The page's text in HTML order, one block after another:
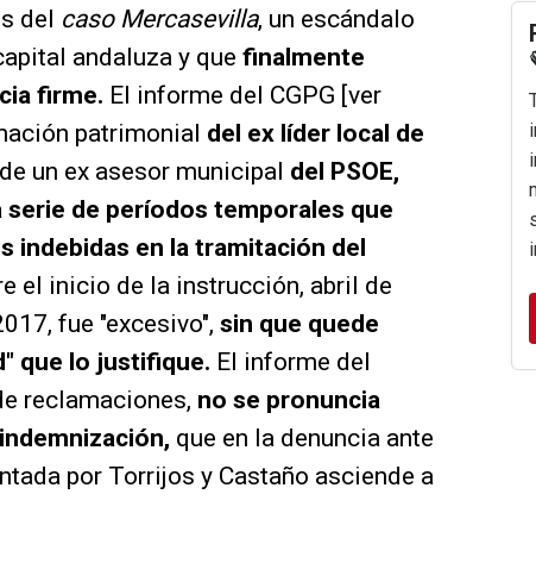
del caso Mercasevilla, un escándalo
andaluza y que finalmente
firme. El informe del CGPG [ver
patrimonial del ex líder local de
un ex asesor municipal del PSOE,
serie de períodos temporales que
indebidas en la tramitación del
el inicio de la instrucción, abril de
fue "excesivo", sin que quede
que lo justifique. El informe del
reclamaciones, no se pronuncia
que en la denuncia ante
por Torrijos y Castaño asciende a